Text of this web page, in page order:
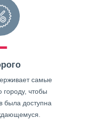
самые
городу, чтобы
была доступна